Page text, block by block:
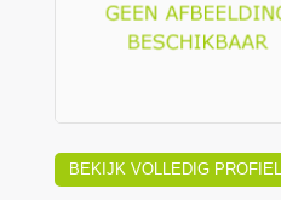
BEKIJK VOLLEDIG PROFIEL